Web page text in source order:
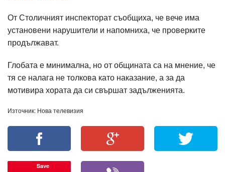
От Столичният инспекторат съобщиха, че вече има
установени нарушители и напомниха, че проверките
продължават.
Глобата е минимална, но от общината са на мнение, че
тя се налага не толкова като наказание, а за да
мотивира хората да си свършат задълженията.
Източник: Нова телевизия
Save